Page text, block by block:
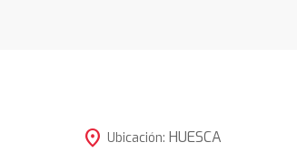
location_on Ubicación: HUESCA